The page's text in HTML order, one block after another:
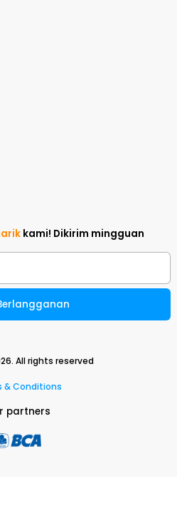
kami! Dikirim mingguan
. All rights reserved
& Conditions
partners